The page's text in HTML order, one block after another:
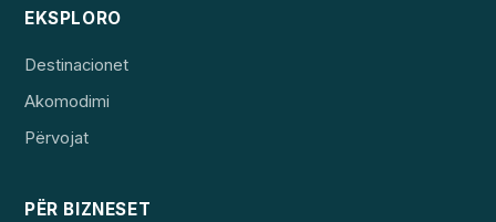
EKSPLORO
Destinacionet
Akomodimi
Përvojat
PËR BIZNESET